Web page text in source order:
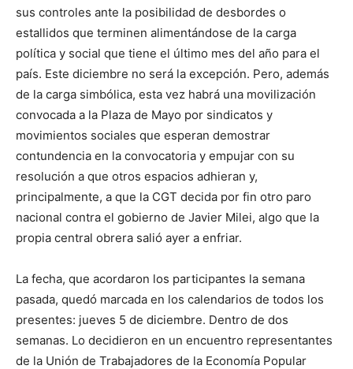
sus controles ante la posibilidad de desbordes o
estallidos que terminen alimentándose de la carga
política y social que tiene el último mes del año para el
país. Este diciembre no será la excepción. Pero, además
de la carga simbólica, esta vez habrá una movilización
convocada a la Plaza de Mayo por sindicatos y
movimientos sociales que esperan demostrar
contundencia en la convocatoria y empujar con su
resolución a que otros espacios adhieran y,
principalmente, a que la CGT decida por fin otro paro
nacional contra el gobierno de Javier Milei, algo que la
propia central obrera salió ayer a enfriar.
La fecha, que acordaron los participantes la semana
pasada, quedó marcada en los calendarios de todos los
presentes: jueves 5 de diciembre. Dentro de dos
semanas. Lo decidieron en un encuentro representantes
de la Unión de Trabajadores de la Economía Popular